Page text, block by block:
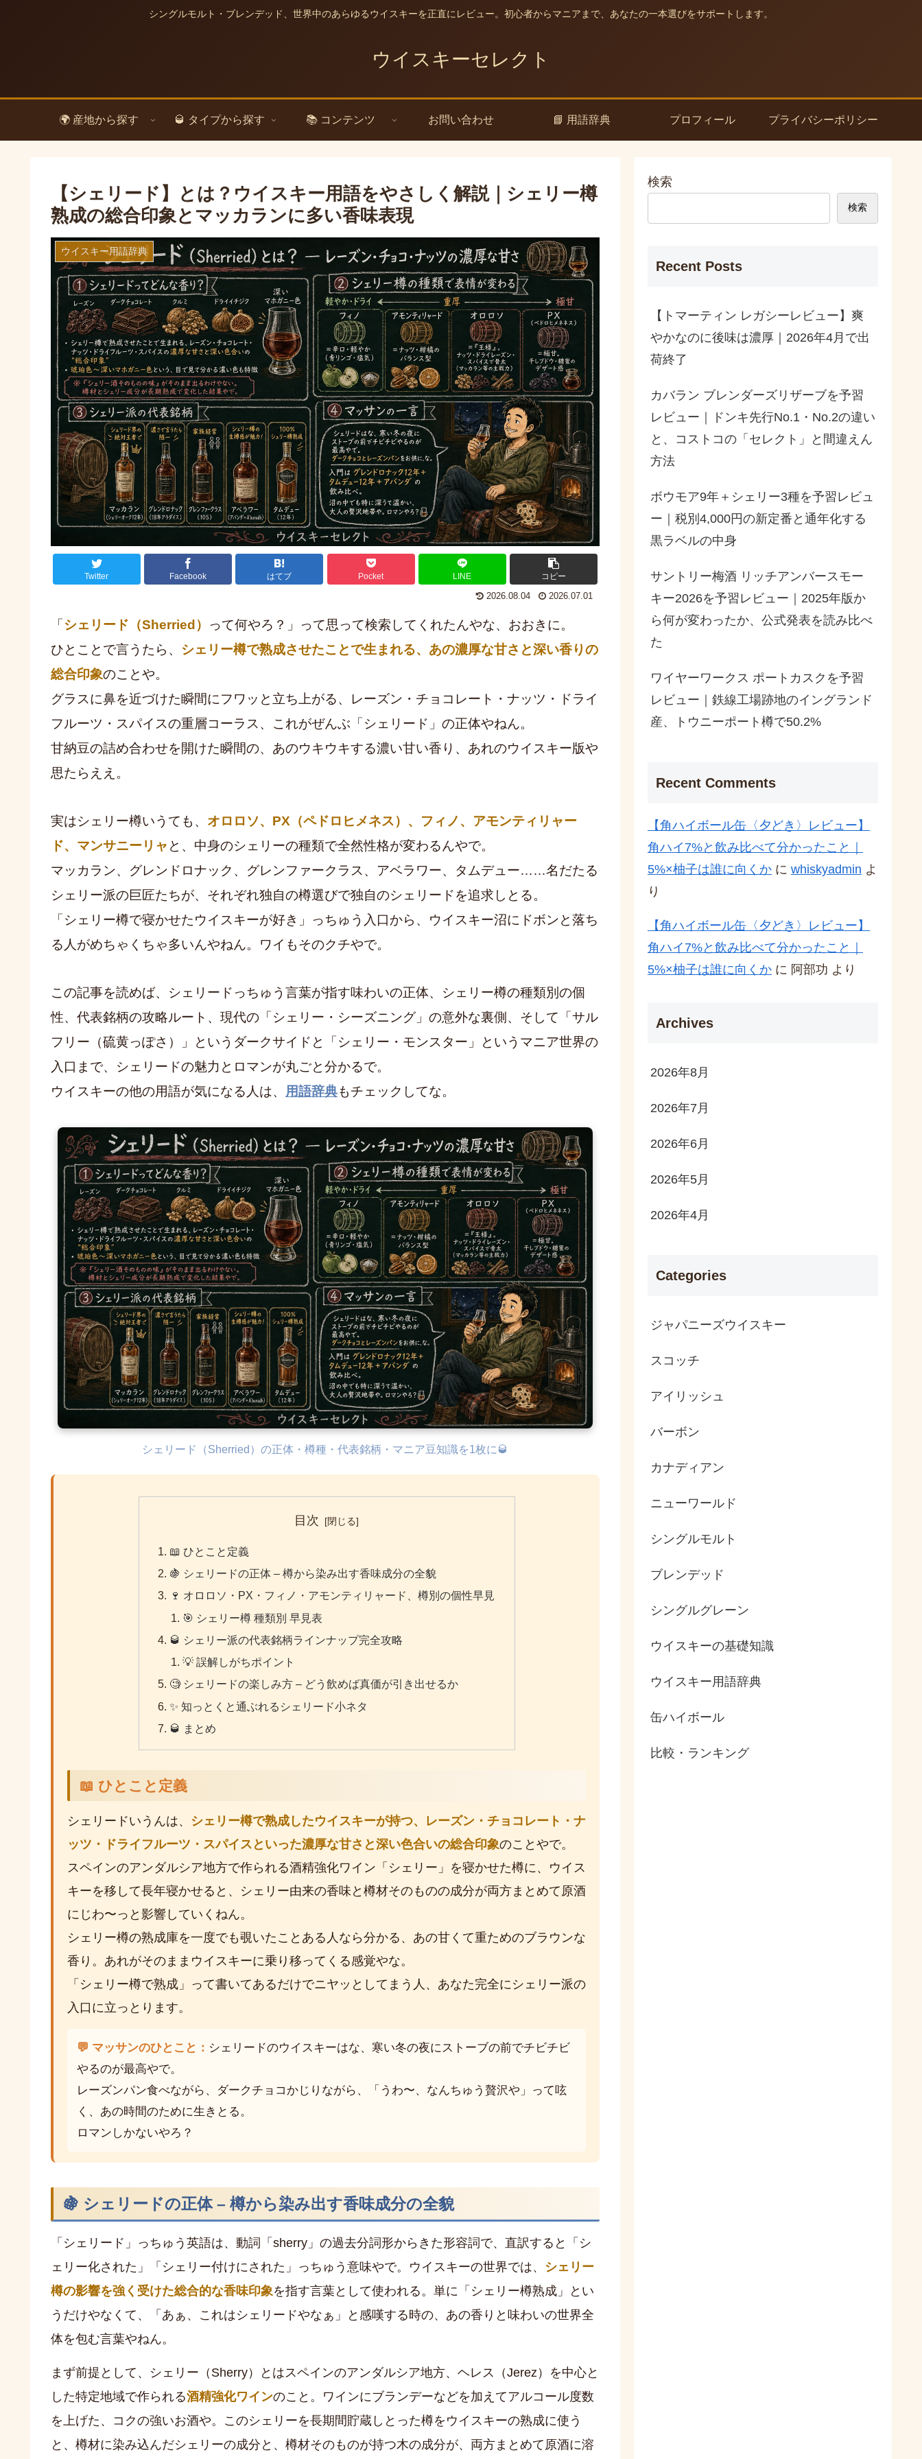
シングルモルト・ブレンデッド、世界中のあらゆるウイスキーを正直にレビュー。初心者からマニアまで、あなたの一本選びをサポートします。
ウイスキーセレクト
🌍 産地から探す 🥃 タイプから探す 📚 コンテンツ お問い合わせ 📘 用語辞典 プロフィール プライバシーポリシー
【シェリード】とは？ウイスキー用語をやさしく解説｜シェリー樽
熟成の総合印象とマッカランに多い香味表現
ウイスキー用語辞典
Twitter Facebook はてブ Pocket LINE コピー
2026.08.04 2026.07.01
「シェリード（Sherried）
って何やろ？」って思って検索してくれたんやな、おおきに。
ひとことで言うたら、 シェリー樽で熟成させたことで生まれる、あの濃厚な甘さと深い香りの
総合印象のことや。
グラスに鼻を近づけた瞬間にフワッと立ち上がる、レーズン・チョコレート・ナッツ・ドライ
フルーツ・スパイスの重層コーラス、これがぜんぶ「シェリード」の正体やねん。
甘納豆の詰め合わせを開けた瞬間の、あのウキウキする濃い甘い香り、あれのウイスキー版や
思たらええ。
実はシェリー樽いうても、 オロロソ、PX（ペドロヒメネス）、フィノ、アモンティリャー
ド、マンサニーリャ と、中身のシェリーの種類で全然性格が変わるんやで。
マッカラン、グレンドロナック、グレンファークラス、アベラワー、タムデュー……名だたる
シェリー派の巨匠たちが、それぞれ独自の樽選びで独自のシェリードを追求しとる。
「シェリー樽で寝かせたウイスキーが好き」っちゅう入口から、ウイスキー沼にドボンと落ち
る人がめちゃくちゃ多いんやねん。ワイもそのクチやで。
この記事を読めば、シェリードっちゅう言葉が指す味わいの正体、シェリー樽の種類別の個
性、代表銘柄の攻略ルート、現代の「シェリー・シーズニング」の意外な裏側、そして「サル
フリー（硫黄っぽさ）」というダークサイドと「シェリー・モンスター」というマニア世界の
入口まで、シェリードの魅力とロマンが丸ごと分かるで。
ウイスキーの他の用語が気になる人は、 用語辞典もチェックしてな。
シェリード（Sherried）の正体・樽種・代表銘柄・マニア豆知識を1枚に🥃
目次
📖 ひとこと定義
🍇 シェリードの正体 – 樽から染み出す香味成分の全貌
🍷 オロロソ・PX・フィノ・アモンティリャード、樽別の個性早見
🎯 シェリー樽 種類別 早見表
🥃 シェリー派の代表銘柄ラインナップ完全攻略
💡 誤解しがちポイント
🧐 シェリードの楽しみ方 – どう飲めば真価が引き出せるか
✨ 知っとくと通ぶれるシェリード小ネタ
🥃 まとめ
📖 ひとこと定義
シェリードいうんは、 シェリー樽で熟成したウイスキーが持つ、レーズン・チョコレート・ナ
ッツ・ドライフルーツ・スパイスといった濃厚な甘さと深い色合いの総合印象のことやで。
スペインのアンダルシア地方で作られる酒精強化ワイン「シェリー」を寝かせた樽に、ウイス
キーを移して長年寝かせると、シェリー由来の香味と樽材そのものの成分が両方まとめて原酒
にじわ〜っと影響していくねん。
シェリー樽の熟成庫を一度でも覗いたことある人なら分かる、あの甘くて重ためのブラウンな
香り。あれがそのままウイスキーに乗り移ってくる感覚やな。
「シェリー樽で熟成」って書いてあるだけでニヤッとしてまう人、あなた完全にシェリー派の
入口に立っとります。
💬 マッサンのひとこと： シェリードのウイスキーはな、寒い冬の夜にストーブの前でチビチビ
やるのが最高やで。
レーズンパン食べながら、ダークチョコかじりながら、「うわ〜、なんちゅう贅沢や」って呟
く、あの時間のために生きとる。
ロマンしかないやろ？
🍇 シェリードの正体 – 樽から染み出す香味成分の全貌
「シェリード」っちゅう英語は、動詞「sherry」の過去分詞形からきた形容詞で、直訳すると「シ
ェリー化された」「シェリー付けにされた」っちゅう意味やで。ウイスキーの世界では、 シェリー
樽の影響を強く受けた総合的な香味印象を指す言葉として使われる。単に「シェリー樽熟成」とい
うだけやなくて、「あぁ、これはシェリードやなぁ」と感嘆する時の、あの香りと味わいの世界全
体を包む言葉やねん。
まず前提として、シェリー（Sherry）とはスペインのアンダルシア地方、ヘレス（Jerez）を中心と
した特定地域で作られる酒精強化ワインのこと。ワインにブランデーなどを加えてアルコール度数
を上げた、コクの強いお酒や。このシェリーを長期間貯蔵しとった樽をウイスキーの熟成に使う
と、樽材に染み込んだシェリーの成分と、樽材そのものが持つ木の成分が、両方まとめて原酒に溶
検索
検索
Recent Posts
【トマーティン レガシーレビュー】爽
やかなのに後味は濃厚｜2026年4月で出
荷終了
カバラン ブレンダーズリザーブを予習
レビュー｜ドンキ先行No.1・No.2の違い
と、コストコの「セレクト」と間違えん
方法
ボウモア9年＋シェリー3種を予習レビュ
ー｜税別4,000円の新定番と通年化する
黒ラベルの中身
サントリー梅酒 リッチアンバースモー
キー2026を予習レビュー｜2025年版か
ら何が変わったか、公式発表を読み比べ
た
ワイヤーワークス ポートカスクを予習
レビュー｜鉄線工場跡地のイングランド
産、トウニーポート樽で50.2%
Recent Comments
【角ハイボール缶〈夕どき〉レビュー】
角ハイ7%と飲み比べて分かったこと｜
5%×柚子は誰に向くか に whiskyadmin よ
り
【角ハイボール缶〈夕どき〉レビュー】
角ハイ7%と飲み比べて分かったこと｜
5%×柚子は誰に向くか に 阿部功 より
Archives
2026年8月
2026年7月
2026年6月
2026年5月
2026年4月
Categories
アイリッシュ
ウイスキーの基礎知識
ウイスキー用語辞典
カナディアン
ジャパニーズウイスキー
シングルグレーン
シングルモルト
スコッチ
ニューワールド
バーボン
ブレンデッド
比較・ランキング
缶ハイボール